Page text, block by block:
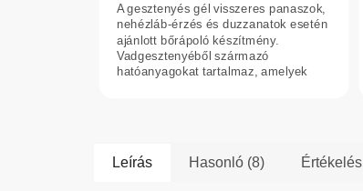
A gesztenyés gél visszeres panaszok,
nehézláb-érzés és duzzanatok esetén
ajánlott bőrápoló készítmény.
Vadgesztenyéből származó
hatóanyagokat tartalmaz, amelyek
Leírás Hasonló (8) Értékelés